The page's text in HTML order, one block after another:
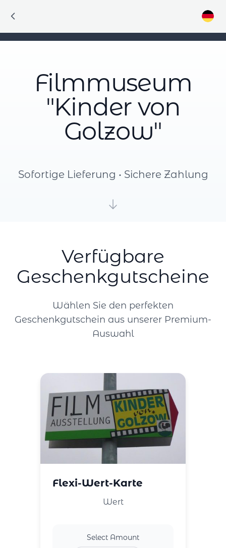
Filmmuseum
"Kinder von
Golzow"
Sofortige Lieferung • Sichere Zahlung
Verfügbare
Geschenkgutscheine
Wählen Sie den perfekten
Geschenkgutschein aus unserer Premium-
Auswahl
Flexi-Wert-Karte
Wert
Select Amount